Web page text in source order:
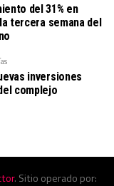
del 31% en
tercera semana del
inversiones
complejo
. Sitio operado por: